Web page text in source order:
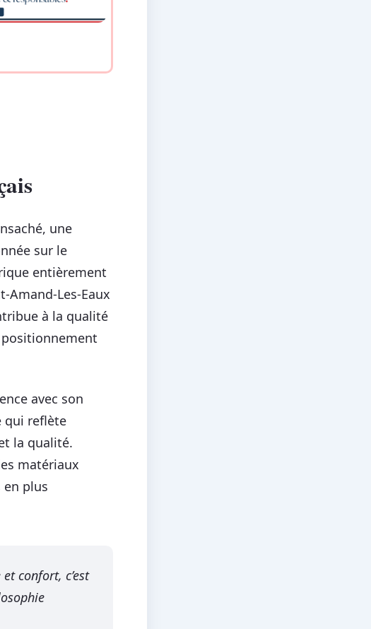
une
sur le
entièrement
Amand-Les-Eaux
à la qualité
avec son
qui reflète
la qualité.
matériaux
plus
confort, c’est